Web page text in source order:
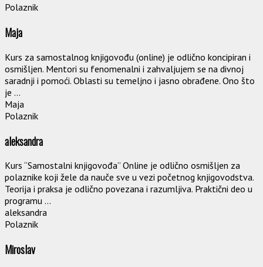
Polaznik
Maja
Kurs za samostalnog knjigovođu (online) je odlično koncipiran i
osmišljen. Mentori su fenomenalni i zahvaljujem se na divnoj
saradnji i pomoći. Oblasti su temeljno i jasno obrađene. Ono što
je ...
Maja
Polaznik
aleksandra
Kurs “Samostalni knjigovođa” Online je odlično osmišljen za
polaznike koji žele da nauče sve u vezi početnog knjigovodstva.
Teorija i praksa je odlično povezana i razumljiva. Praktični deo u
programu ...
aleksandra
Polaznik
Miroslav